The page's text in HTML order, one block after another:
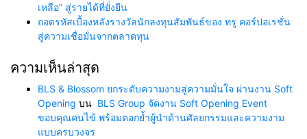
เหลือ” สู่รายได้ที่ยั่งยืน
ถอดรหัสเบื้องหลังรางวัลนักลงทุนสัมพันธ์ของ ทรู คอร์ปอเรชั่น
สู่ความเชื่อมั่นจากตลาดทุน
ความเห็นล่าสุด
BLS & Blossom ยกระดับความงามสู่ความมั่นใจ ผ่านงาน Soft
Opening บน BLS Group จัดงาน Soft Opening Event
ขอบคุณคนไข้ พร้อมตอกย้ำผู้นำด้านศัลยกรรมและความงาม
แบบครบวงจร